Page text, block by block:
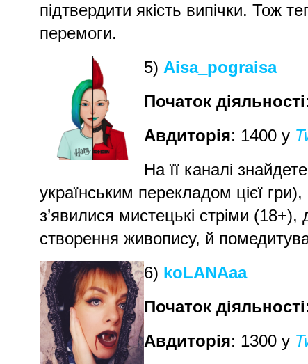
підтвердити якість випічки. Тож
перемоги.
5) Aisa_pograisa
Початок діяльності
Авдиторія: 1400 у
На її каналі
українським перекладом цієї гри),
з’явилися мистецькі стріми
створення живопису, й
6) koLANAaa
Початок діяльності
Авдиторія: 1300 у